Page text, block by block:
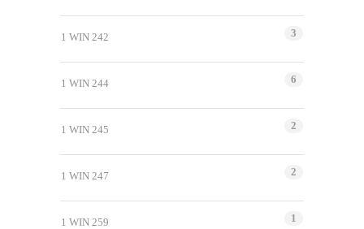
1 WIN 242 3
1 WIN 244 6
1 WIN 245 2
1 WIN 247 2
1 WIN 259 1